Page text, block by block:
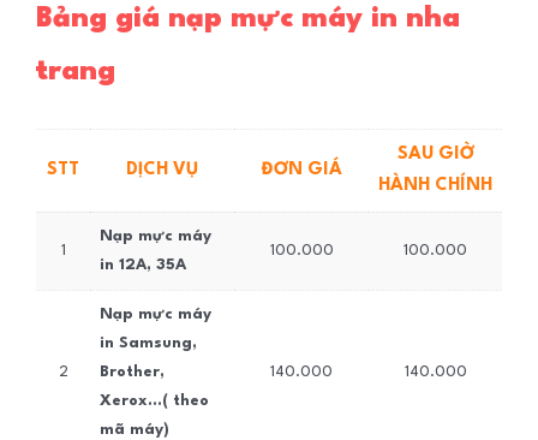
Bảng giá nạp mực máy in nha
trang
STT DỊCH VỤ ĐƠN GIÁ
SAU GIỜ
HÀNH CHÍNH
1
Nạp mực máy
in 12A, 35A
100.000 100.000
2
Nạp mực máy
in Samsung,
Brother,
Xerox…( theo
mã máy)
140.000 140.000